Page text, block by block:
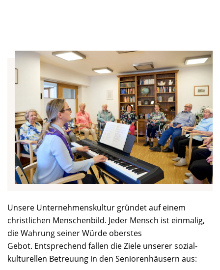
Unsere Unternehmenskultur gründet auf einem
christlichen Menschenbild. Jeder Mensch ist einmalig,
die Wahrung seiner Würde oberstes
Gebot. Entsprechend fallen die Ziele unserer sozial-
kulturellen Betreuung in den Seniorenhäusern aus: